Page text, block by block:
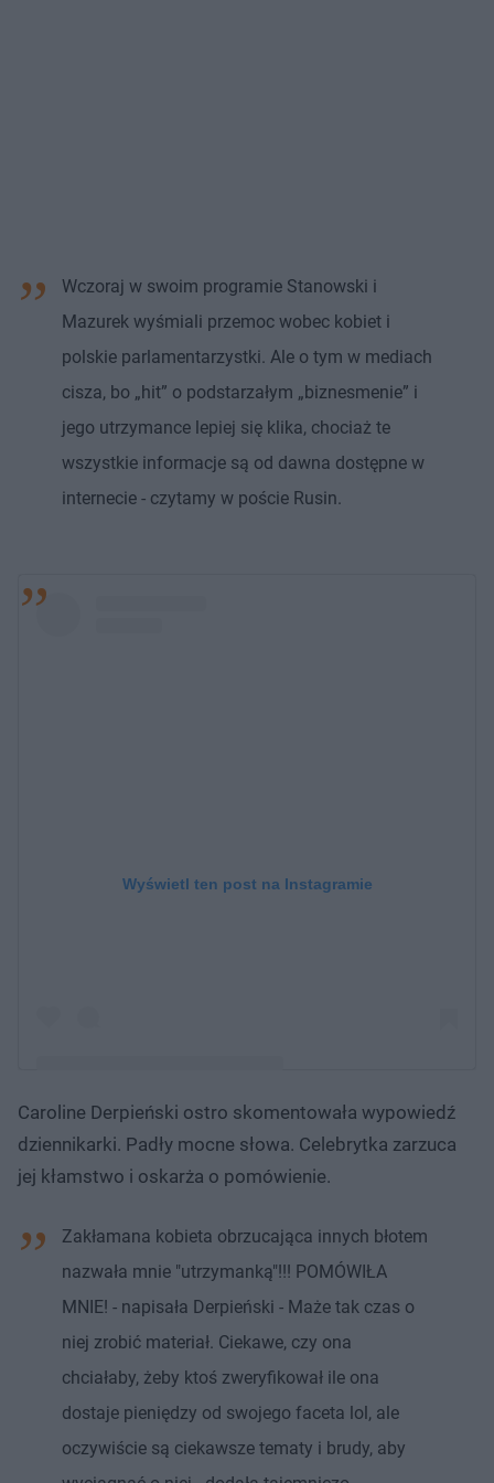
Wczoraj w swoim programie Stanowski i
Mazurek wyśmiali przemoc wobec kobiet i
polskie parlamentarzystki. Ale o tym w mediach
cisza, bo „hit” o podstarzałym „biznesmenie” i
jego utrzymance lepiej się klika, chociaż te
wszystkie informacje są od dawna dostępne w
internecie - czytamy w poście Rusin.
Wyświetl ten post na Instagramie
Post udostępniony przez Kinga Rusin- Official Profile
(@kingarusin)
Caroline Derpieński ostro skomentowała wypowiedź
dziennikarki. Padły mocne słowa. Celebrytka zarzuca
jej kłamstwo i oskarża o pomówienie.
Zakłamana kobieta obrzucająca innych błotem
nazwała mnie "utrzymanką"!!! POMÓWIŁA
MNIE! - napisała Derpieński - Maże tak czas o
niej zrobić materiał. Ciekawe, czy ona
chciałaby, żeby ktoś zweryfikował ile ona
dostaje pieniędzy od swojego faceta lol, ale
oczywiście są ciekawsze tematy i brudy, aby